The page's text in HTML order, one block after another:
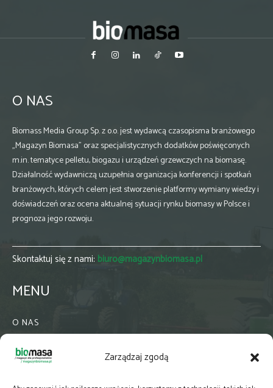
Zarządzaj zgodą
O NAS
Biomass Media Group Sp. z o.o. jest wydawcą czasopisma branżowego
„Magazyn Biomasa” oraz specjalistycznych dodatków poświęconych
m.in. tematyce pelletu, biogazu i urządzeń grzewczych na biomasę.
Działalność wydawniczą uzupełnia organizacja konferencji i spotkań
branżowych, których celem jest stworzenie platformy wymiany wiedzy i
doświadczeń oraz ocena aktualnej sytuacji rynku biomasy w Polsce i
prognoza jego rozwoju.
Skontaktuj się z nami: biuro@magazynbiomasa.pl
MENU
O NAS
WSPÓŁPRACA